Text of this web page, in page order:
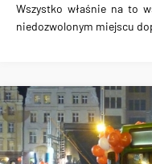
Wszystko właśnie na to
niedozwolonym miejscu